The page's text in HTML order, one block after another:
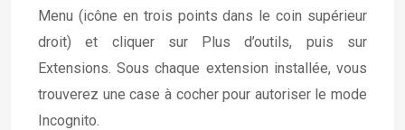
Menu (icône en trois points dans le coin supérieur
droit) et cliquer sur Plus d’outils, puis sur
Extensions. Sous chaque extension installée, vous
trouverez une case à cocher pour autoriser le mode
Incognito.